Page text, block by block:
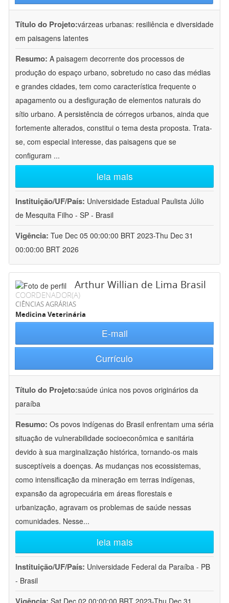
Título do Projeto:várzeas urbanas: resiliência e diversidade
em paisagens latentes
Resumo: A paisagem decorrente dos processos de
produção do espaço urbano, sobretudo no caso das médias
e grandes cidades, tem como característica frequente o
apagamento ou a desfiguração de elementos naturais do
sítio urbano. A persistência de córregos urbanos, ainda que
fortemente alterados, constitui o tema desta proposta. Trata-
se, com especial interesse, das paisagens que se
configuram ...
leia mais
Instituição/UF/País: Universidade Estadual Paulista Júlio
de Mesquita Filho - SP - Brasil
Vigência: Tue Dec 05 00:00:00 BRT 2023-Thu Dec 31
00:00:00 BRT 2026
Arthur Willian de Lima Brasil
COORDENADOR(A)
CIÊNCIAS AGRÁRIAS
Medicina Veterinária
E-mail
Currículo
Título do Projeto:saúde única nos povos originários da
paraíba
Resumo: Os povos indígenas do Brasil enfrentam uma séria
situação de vulnerabilidade socioeconômica e sanitária
devido à sua marginalização histórica, tornando-os mais
susceptíveis a doenças. As mudanças nos ecossistemas,
como intensificação da mineração em terras indígenas,
expansão da agropecuária em áreas florestais e
urbanização, agravam os problemas de saúde nessas
comunidades. Nesse...
leia mais
Instituição/UF/País: Universidade Federal da Paraíba - PB
- Brasil